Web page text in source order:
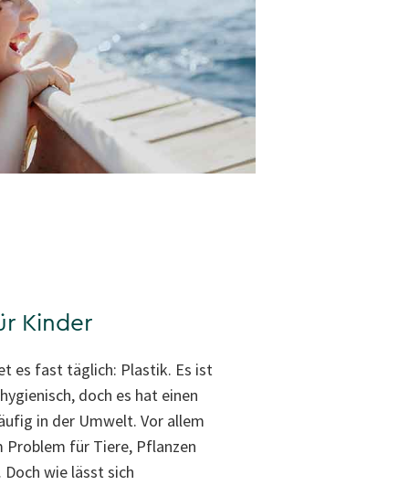
Kinder
es fast täglich: Plastik. Es ist
doch es hat einen
in der Umwelt. Vor allem
Problem für Tiere, Pflanzen
wie lässt sich